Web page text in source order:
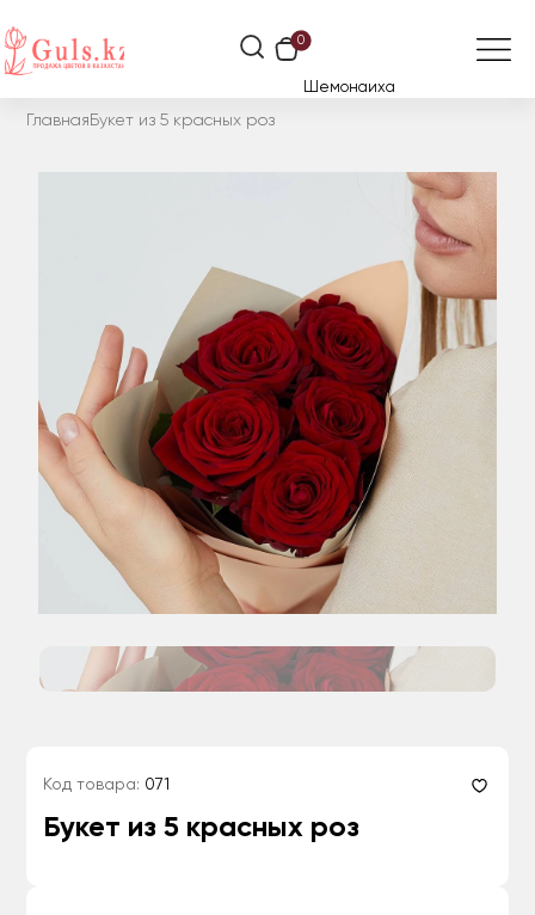
0
Шемонаиха
Главная Букет из 5 красных роз
Код товара: 071
Букет из 5 красных роз